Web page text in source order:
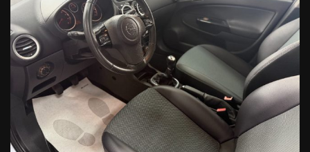
Ho letto e accettol'informativa privacy*
Acconsento al trattamento dei miei dati per finalità di
marketing